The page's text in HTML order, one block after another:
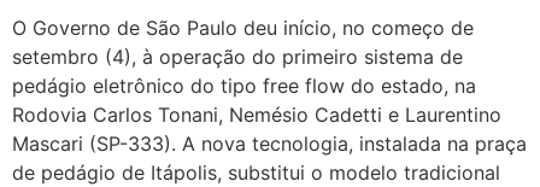
O Governo de São Paulo deu início, no começo de
setembro (4), à operação do primeiro sistema de
pedágio eletrônico do tipo free flow do estado, na
Rodovia Carlos Tonani, Nemésio Cadetti e Laurentino
Mascari (SP-333). A nova tecnologia, instalada na praça
de pedágio de Itápolis, substitui o modelo tradicional